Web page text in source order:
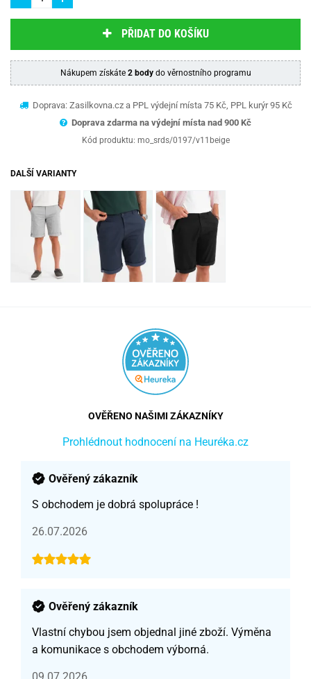
PŘIDAT DO KOŠÍKU
Nákupem získáte 2 bodydo věrnostního programu
Doprava: Zasilkovna.cz a PPL výdejní místa 75 Kč, PPL kurýr 95 Kč
Doprava zdarma na výdejní místa nad 900 Kč
Kód produktu: mo_srds/0197/v11beige
DALŠÍ VARIANTY
OVĚŘENO NAŠIMI ZÁKAZNÍKY
Prohlédnout hodnocení na Heuréka.cz
Ověřený zákazník
S obchodem je dobrá spolupráce !
26.07.2026
Ověřený zákazník
Vlastní chybou jsem objednal jiné zboží. Výměna
a komunikace s obchodem výborná.